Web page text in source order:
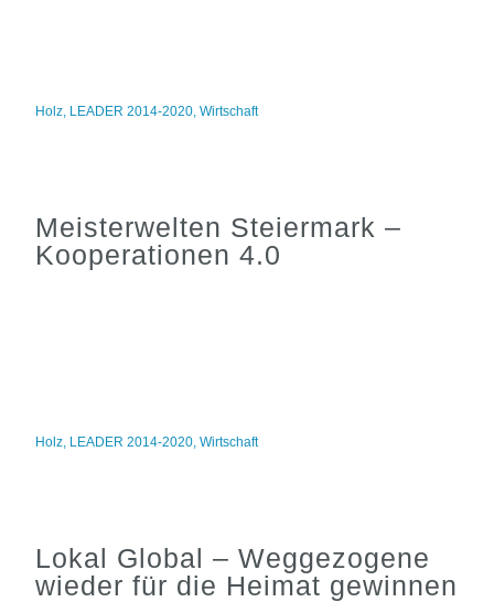
Holz, LEADER 2014-2020,Wirtschaft
Meisterwelten Steiermark –
Kooperationen 4.0
Holz, LEADER 2014-2020,Wirtschaft
Lokal Global – Weggezogene
wieder für die Heimat gewinnen